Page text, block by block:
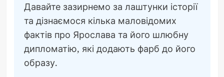
Давайте зазирнемо за лаштунки історії
та дізнаємося кілька маловідомих
фактів про Ярослава та його шлюбну
дипломатію, які додають фарб до його
образу.